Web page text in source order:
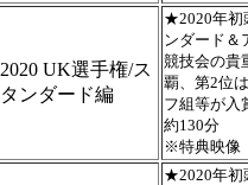
2020 UK選手権/ス
タンダード編
★2020年初
ンダード＆
競技会の貴
覇、第2位は
フ組等が入
約130分
※特典映像
★2020年初